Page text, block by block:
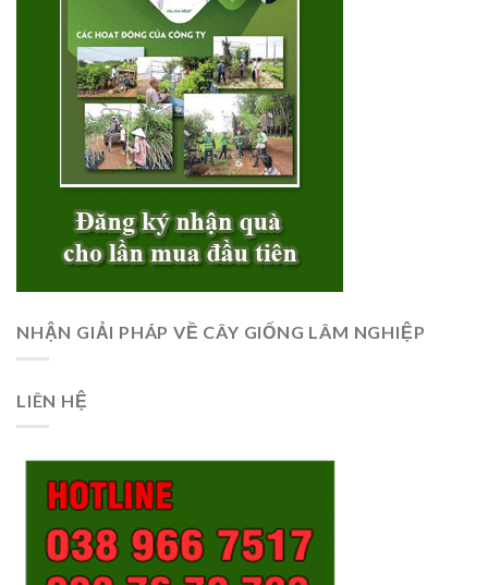
NHẬN GIẢI PHÁP VỀ CÂY GIỐNG LÂM NGHIỆP
LIÊN HỆ